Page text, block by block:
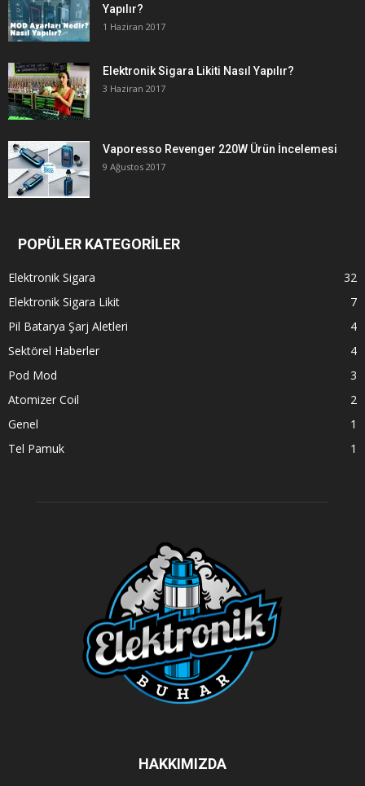
Yapılır?
1 Haziran 2017
Elektronik Sigara Likiti Nasıl Yapılır?
3 Haziran 2017
Vaporesso Revenger 220W Ürün İncelemesi
9 Ağustos 2017
POPÜLER KATEGORİLER
Elektronik Sigara
32
Elektronik Sigara Likit
7
Pil Batarya Şarj Aletleri
4
Sektörel Haberler
4
Pod Mod
3
Atomizer Coil
2
Genel
1
Tel Pamuk
1
HAKKIMIZDA